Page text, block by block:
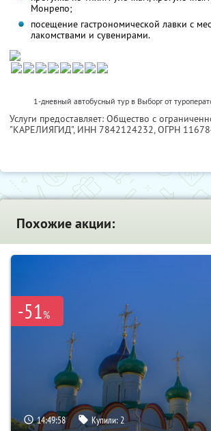
Монрепо;
посещение гастрономической лавки с
лакомствами и сувенирами.
1-дневный автобусный тур в Выборг от
Услуги предоставляет: Общество с
"КАРЕЛИЯГИД", ИНН 7842124232, ОГРН
Похожие акции:
-51%
14:49:57 Купили:2